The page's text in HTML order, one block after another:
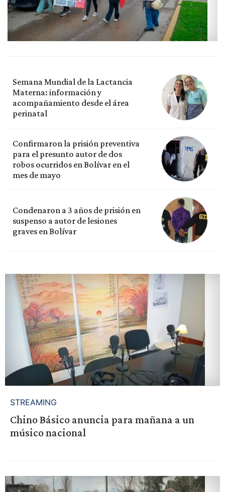
Semana Mundial de la Lactancia
Materna: información y
acompañamiento desde el área
perinatal
Confirmaron la prisión preventiva
para el presunto autor de dos
robos ocurridos en Bolívar en el
mes de mayo
Condenaron a 3 años de prisión en
suspenso a autor de lesiones
graves en Bolívar
STREAMING
Chino Básico anuncia para mañana a un
músico nacional